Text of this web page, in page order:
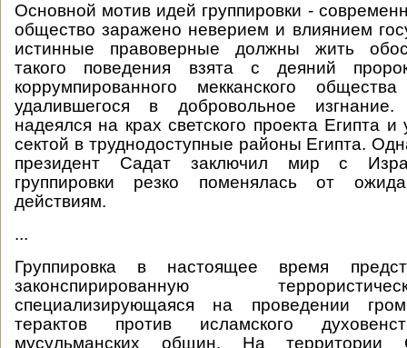
Основной мотив идей группировки -
общество заражено неверием и влиянием
истинные правоверные должны жить
такого поведения взята с деяний
коррумпированного мекканского
удалившегося в добровольное
надеялся на крах светского проекта Египта
сектой в труднодоступные районы Египта.
президент Садат заключил мир с
группировки резко поменялась от
действиям.
...
Группировка в настоящее время
законспирированную
специализирующаяся на проведении
терактов против исламского
мусульманских общин. На территории